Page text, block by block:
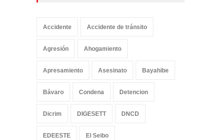
Accidente Accidente de tránsito
Agresión Ahogamiento
Apresamiento Asesinato Bayahibe
Bávaro Condena Detencion
Dicrim DIGESETT DNCD
EDEESTE El Seibo